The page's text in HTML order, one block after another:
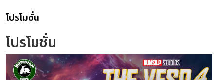
โปรโมชั่น
โปรโมชั่น